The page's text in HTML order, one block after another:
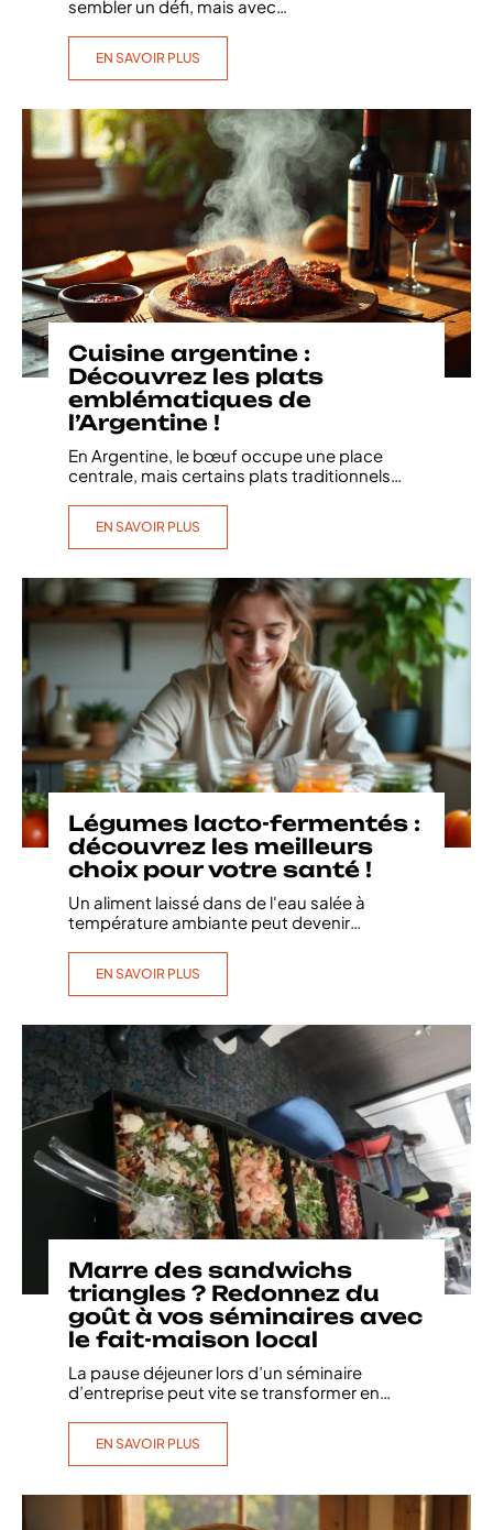
sembler un défi, mais avec
EN SAVOIR PLUS
Cuisine argentine :
Découvrez les plats
emblématiques de
l’Argentine !
En Argentine, le bœuf occupe une place
centrale, mais certains plats traditionnels…
EN SAVOIR PLUS
Légumes lacto-fermentés :
découvrez les meilleurs
choix pour votre santé !
Un aliment laissé dans de l'eau salée à
température ambiante peut devenir…
EN SAVOIR PLUS
Marre des sandwichs
triangles ? Redonnez du
goût à vos séminaires avec
le fait-maison local
La pause déjeuner lors d’un séminaire
d’entreprise peut vite se transformer en…
EN SAVOIR PLUS